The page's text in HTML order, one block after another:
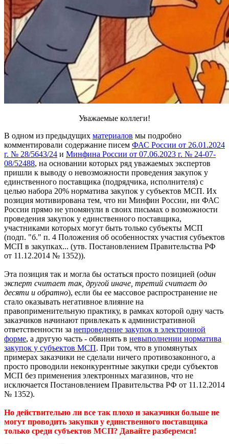
Уважаемые коллеги!
В одном из предыдущих материалов мы подробно
комментировали содержание писем ФАС России от 26.01.2024
г. № 28/5643/24 и Минфина России от 07.06.2023 г. № 24-07-
08/52488, на основании которых ряд уважаемых экспертов
пришли к выводу о невозможности проведения закупок у
единственного поставщика (подрядчика, исполнителя) с
целью набора 20% норматива закупок у субъектов МСП. Их
позиция мотивирована тем, что ни Минфин России, ни ФАС
России прямо не упомянули в своих письмах о возможности
проведения закупок у единственного поставщика,
участниками которых могут быть только субъекты МСП
(подп. "б." п. 4 Положения об особенностях участия субъектов
МСП в закупках... (утв. Постановлением Правительства РФ
от 11.12.2014 № 1352)).
Эта позиция так и могла бы остаться просто позицией (один
эксперт считает так, другой иначе, третий считает до
десяти и обратно), если бы ее массовое распространение не
стало оказывать негативное влияние на
правоприменительную практику, в рамках которой одну часть
заказчиков начинают привлекать к административной
ответственности за непроведение закупок в электронной
форме, а другую часть - обвинять в невыполнении норматива
закупок у субъектов МСП. При том, что в упомянутых
примерах заказчики не сделали ничего противозаконного, а
просто проводили неконкурентные закупки среди субъектов
МСП без применения электронных магазинов, что не
исключается Постановлением Правительства РФ от 11.12.2014
№ 1352).
Но действительно ли все так плохо и заказчики больше не
могут проводить закупки у единственного поставщика
только среди субъектов МСП? Давайте разберемся!